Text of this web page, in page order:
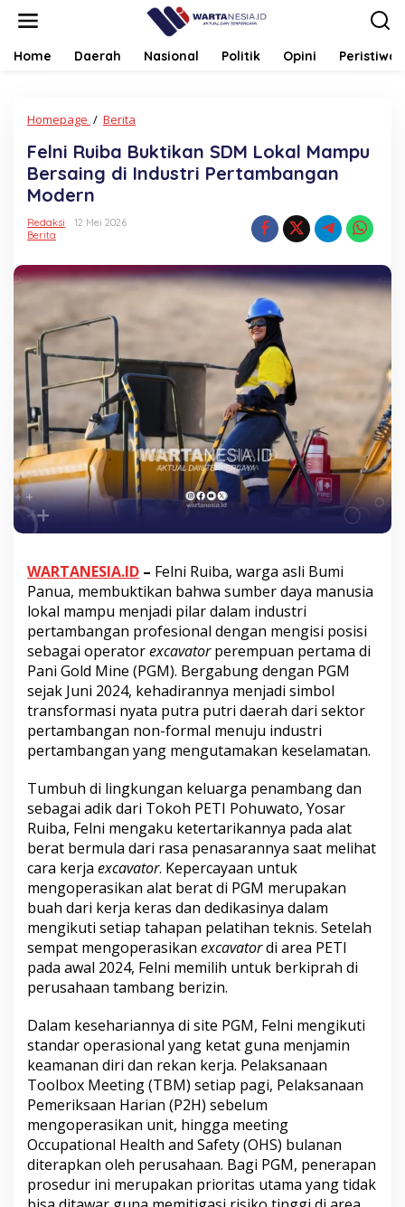
Home Daerah Nasional Politik Opini Peristiwa
Homepage / Berita
Buktikan
SDM
Lokal
Pertambangan
Modern
Felni Ruiba Buktikan SDM Lokal Mampu
Bersaing di Industri Pertambangan
Modern
Redaksi
12 Mei 2026
Berita
WARTANESIA.ID – Felni Ruiba, warga asli Bumi
Panua, membuktikan bahwa sumber daya manusia
lokal mampu menjadi pilar dalam industri
pertambangan profesional dengan mengisi posisi
sebagai operatorexcavatorperempuan pertama di
Pani Gold Mine (PGM). Bergabung dengan PGM
sejak Juni 2024, kehadirannya menjadi simbol
transformasi nyata putra putri daerah dari sektor
pertambangan non-formal menuju industri
pertambangan yang mengutamakan keselamatan.
Tumbuh di lingkungan keluarga penambang dan
sebagai adik dari Tokoh PETI Pohuwato, Yosar
Ruiba, Felni mengaku ketertarikannya pada alat
berat bermula dari rasa penasarannya saat melihat
cara kerja excavator. Kepercayaan untuk
mengoperasikan alat berat di PGM merupakan
buah dari kerja keras dan dedikasinya dalam
mengikuti setiap tahapan pelatihan teknis. Setelah
sempat mengoperasikan excavatordi area PETI
pada awal 2024, Felni memilih untuk berkiprah di
perusahaan tambang berizin.
Dalam kesehariannya di site PGM, Felni mengikuti
standar operasional yang ketat guna menjamin
keamanan diri dan rekan kerja. Pelaksanaan
Toolbox Meeting (TBM) setiap pagi, Pelaksanaan
Pemeriksaan Harian (P2H) sebelum
mengoperasikan unit, hingga meeting
Occupational Health and Safety (OHS) bulanan
diterapkan oleh perusahaan. Bagi PGM, penerapan
prosedur ini merupakan prioritas utama yang tidak